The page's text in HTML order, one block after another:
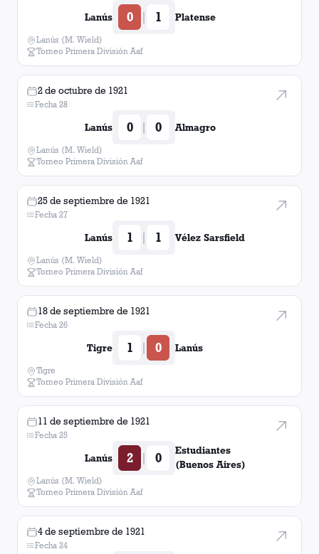
Lanús 0 | 1 Platense
Lanús (M. Wield)
Torneo Primera División Aaf
2 de octubre de 1921
Fecha 28
Lanús 0 | 0 Almagro
Lanús (M. Wield)
Torneo Primera División Aaf
25 de septiembre de 1921
Fecha 27
Lanús 1 | 1 Vélez Sarsfield
Lanús (M. Wield)
Torneo Primera División Aaf
18 de septiembre de 1921
Fecha 26
Tigre 1 | 0 Lanús
Tigre
Torneo Primera División Aaf
11 de septiembre de 1921
Fecha 25
Lanús 2 | 0
Estudiantes
(Buenos Aires)
Lanús (M. Wield)
Torneo Primera División Aaf
4 de septiembre de 1921
Fecha 24